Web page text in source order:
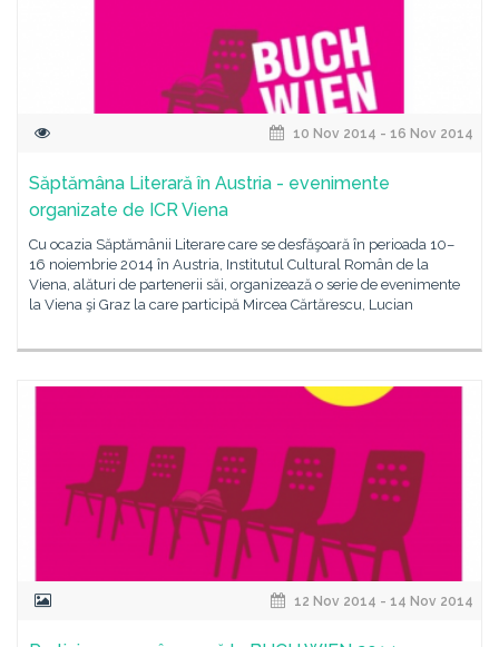
10 Nov 2014 - 16 Nov 2014
Săptămâna Literară în Austria - evenimente
organizate de ICR Viena
Cu ocazia Săptămânii Literare care se desfăşoară în perioada 10–
16 noiembrie 2014 în Austria, Institutul Cultural Român de la
Viena, alături de partenerii săi, organizează o serie de evenimente
la Viena şi Graz la care participă Mircea Cărtărescu, Lucian
12 Nov 2014 - 14 Nov 2014